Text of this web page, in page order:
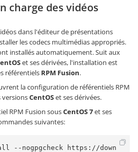
charge des vidéos
dans l'éditeur de présentations
les codecs multimédias appropriés.
installés automatiquement. Suit aux
et ses dérivées, l'installation est
référentiels RPM Fusion.
la configuration de référentiels RPM
versionsCentOSet ses dérivées.
RPM Fusion sousCentOS 7et ses
suivantes:
--nogpgcheck https://down